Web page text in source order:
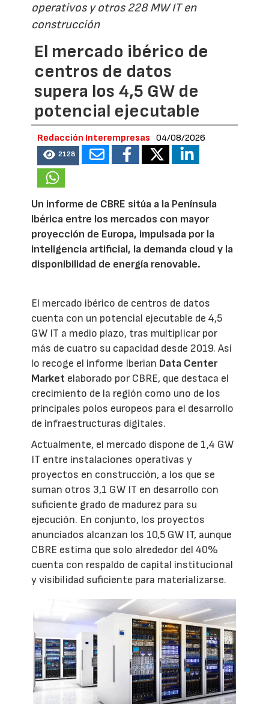
operativos y otros 228 MW IT en
construcción
El mercado ibérico de
centros de datos
supera los 4,5 GW de
potencial ejecutable
Redacción Interempresas 04/08/2026
2128
Un informe de CBRE sitúa a la Península
Ibérica entre los mercados con mayor
proyección de Europa, impulsada por la
inteligencia artificial, la demanda cloud y la
disponibilidad de energía renovable.
El mercado ibérico de centros de datos
cuenta con un potencial ejecutable de 4,5
GW IT a medio plazo, tras multiplicar por
más de cuatro su capacidad desde 2019. Así
lo recoge el informe Iberian Data Center
Market elaborado por CBRE, que destaca el
crecimiento de la región como uno de los
principales polos europeos para el desarrollo
de infraestructuras digitales.
Actualmente, el mercado dispone de 1,4 GW
IT entre instalaciones operativas y
proyectos en construcción, a los que se
suman otros 3,1 GW IT en desarrollo con
suficiente grado de madurez para su
ejecución. En conjunto, los proyectos
anunciados alcanzan los 10,5 GW IT, aunque
CBRE estima que solo alrededor del 40%
cuenta con respaldo de capital institucional
y visibilidad suficiente para materializarse.